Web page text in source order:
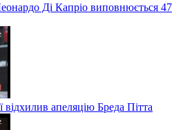
Ді Капріо виповнюється 47
відхилив апеляцію Бреда Пітта